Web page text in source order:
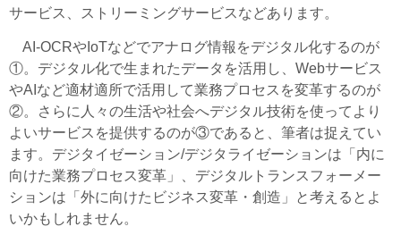
サービス、ストリーミングサービスなどあります。
AI-OCRやIoTなどでアナログ情報をデジタル化するのが
①。デジタル化で生まれたデータを活用し、Webサービス
やAIなど適材適所で活用して業務プロセスを変革するのが
②。さらに人々の生活や社会へデジタル技術を使ってより
よいサービスを提供するのが③であると、筆者は捉えてい
ます。デジタイゼーション/デジタライゼーションは「内に
向けた業務プロセス変革」、デジタルトランスフォーメー
ションは「外に向けたビジネス変革・創造」と考えるとよ
いかもしれません。